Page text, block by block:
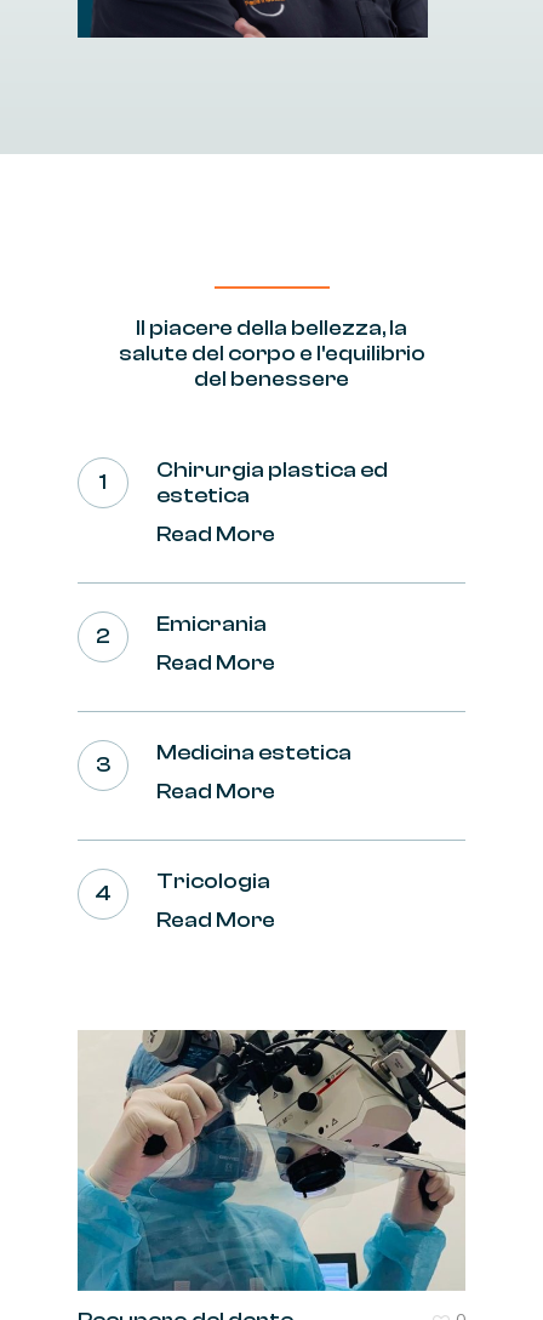
Il piacere della bellezza,la
salute del corpo e l'equilibrio
del benessere
Chirurgia plastica ed
estetica
Read More
Emicrania
Read More
Medicina estetica
Read More
Tricologia
Read More